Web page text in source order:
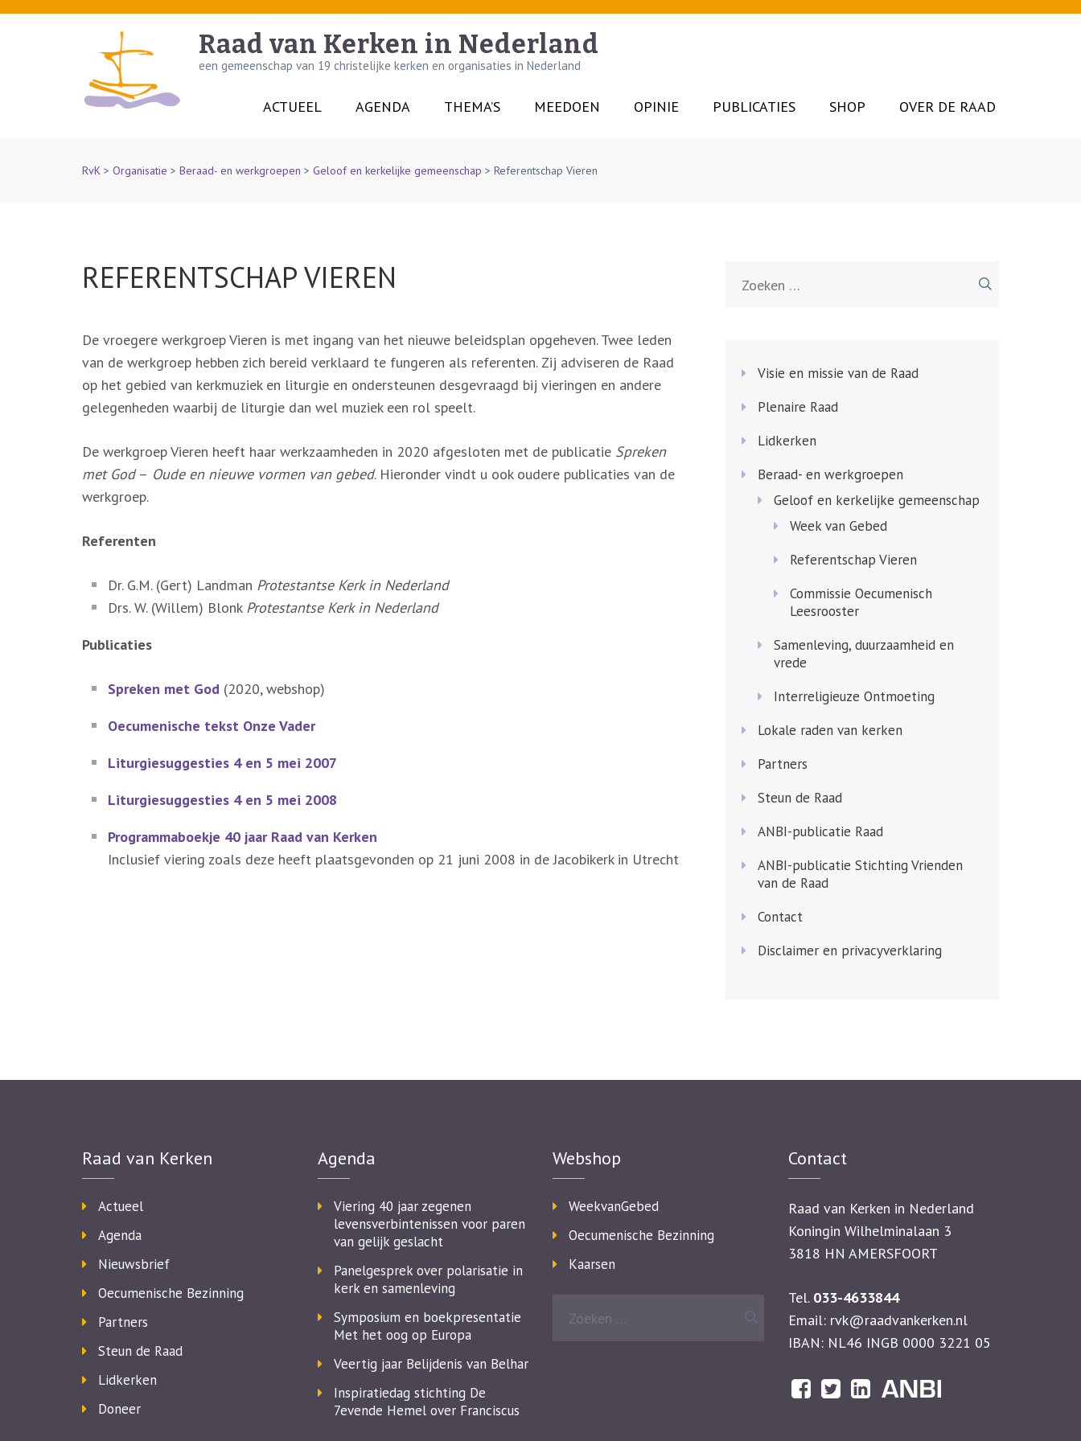
Skip
Raad van Kerken in Nederland
een gemeenschap van 19 christelijke kerken en organisaties in Nederland
ACTUEEL AGENDA THEMA’S MEEDOEN OPINIE PUBLICATIES SHOP OVER DE RAAD
RvK > Organisatie > Beraad- en werkgroepen > Geloof en kerkelijke gemeenschap > Referentschap Vieren
REFERENTSCHAP VIEREN
De vroegere werkgroep Vieren is met ingang van het nieuwe beleidsplan opgeheven. Twee leden
van de werkgroep hebben zich bereid verklaard te fungeren als referenten. Zij adviseren de Raad
op het gebied van kerkmuziek en liturgie en ondersteunen desgevraagd bij vieringen en andere
gelegenheden waarbij de liturgie dan wel muziek een rol speelt.
De werkgroep Vieren heeft haar werkzaamheden in 2020 afgesloten met de publicatie Spreken
met God– Oude en nieuwe vormen van gebed. Hieronder vindt u ook oudere publicaties van de
werkgroep.
Referenten
Dr. G.M. (Gert) Landman Protestantse Kerk in Nederland
Drs. W. (Willem) Blonk Protestantse Kerk in Nederland
Publicaties
Spreken met God (2020, webshop)
Oecumenische tekst Onze Vader
Liturgiesuggesties 4 en 5 mei 2007
Liturgiesuggesties 4 en 5 mei 2008
Programmaboekje 40 jaar Raad van Kerken
Inclusief viering zoals deze heeft plaatsgevonden op 21 juni 2008 in de Jacobikerk in Utrecht
naar:
Visie en missie van de Raad
Plenaire Raad
Lidkerken
Beraad- en werkgroepen
Geloof en kerkelijke gemeenschap
Week van Gebed
Referentschap Vieren
Commissie Oecumenisch
Leesrooster
Samenleving, duurzaamheid en
vrede
Interreligieuze Ontmoeting
Lokale raden van kerken
Partners
Steun de Raad
ANBI-publicatie Raad
ANBI-publicatie Stichting Vrienden
van de Raad
Contact
Disclaimer en privacyverklaring
Raad van Kerken
Actueel
Agenda
Nieuwsbrief
Oecumenische Bezinning
Partners
Steun de Raad
Lidkerken
Doneer
Agenda
Viering 40 jaar zegenen
levensverbintenissen voor paren
van gelijk geslacht
Panelgesprek over polarisatie in
kerk en samenleving
Symposium en boekpresentatie
Met het oog op Europa
Veertig jaar Belijdenis van Belhar
Inspiratiedag stichting De
7evende Hemel over Franciscus
Webshop
WeekvanGebed
Oecumenische Bezinning
Kaarsen
naar:
Contact
Raad van Kerken in Nederland
Koningin Wilhelminalaan 3
3818 HN AMERSFOORT
Tel. 033-4633844
Email: rvk@raadvankerken.nl
IBAN: NL46 INGB 0000 3221 05